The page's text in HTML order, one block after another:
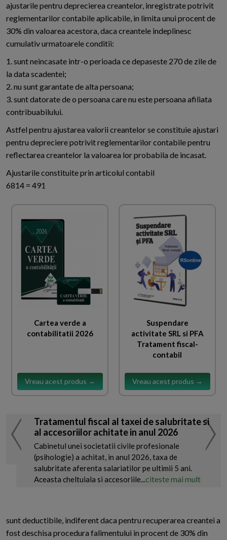
ajustarile pentru deprecierea creantelor, inregistrate potrivit
reglementarilor contabile aplicabile, in limita unui procent de
30% din valoarea acestora, daca creantele indeplinesc
cumulativ urmatoarele conditii:
1. sunt neincasate intr-o perioada ce depaseste 270 de zile de
la data scadentei;
2. nu sunt garantate de alta persoana;
3. sunt datorate de o persoana care nu este persoana afiliata
contribuabilului.
Astfel pentru ajustarea valorii creantelor se constituie ajustari
pentru depreciere potrivit reglementarilor contabile pentru
reflectarea creantelor la valoarea lor probabila de incasat.
Ajustarile constituite prin articolul contabil
6814 = 491
Cartea verde a
contabilitatii 2026
Vreau acest produs →
Suspendare
activitate SRL si PFA
Tratament fiscal-
contabil
Vreau acest produs →
Tratamentul fiscal al taxei de salubritate si
al accesoriilor achitate in anul 2026
Cabinetul unei societatii civile profesionale
(psihologie) a achitat, in anul 2026, taxa de
salubritate aferenta salariatilor pe ultimii 5 ani.
Aceasta cheltuiala si accesoriile...citeste mai mult
sunt deductibile, indiferent daca pentru recuperarea creantei a
fost deschisa procedura falimentului in procent de 30% din